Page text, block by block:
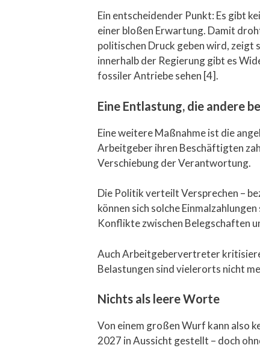
Ein entscheidender Punkt: Es gibt
einer bloßen Erwartung. Damit
politischen Druck geben wird, zeigt
innerhalb der Regierung gibt es
fossiler Antriebe sehen [4].
Eine Entlastung, die andere
Eine weitere Maßnahme ist die
Arbeitgeber ihren Beschäftigten
Verschiebung der Verantwortung.
Die Politik verteilt Versprechen –
können sich solche
Konflikte zwischen Belegschaften
Auch Arbeitgebervertreter
Belastungen sind vielerorts nicht
Nichts als leere Worte
Von einem großen Wurf kann also
2027 in Aussicht gestellt – doch